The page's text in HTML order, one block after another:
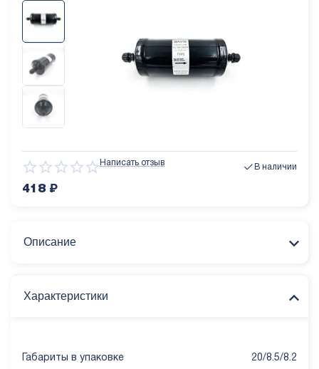
Написать отзыв В наличии
418 ₽
Описание
Характеристики
Габариты в упаковке 20/8.5/8.2